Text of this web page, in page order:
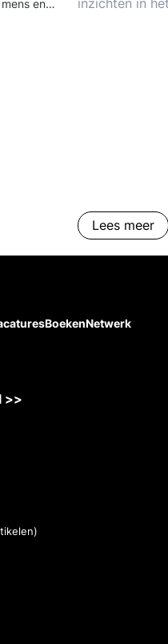
en
inzichten in
Lees meer
BoekenNetwerk
>>